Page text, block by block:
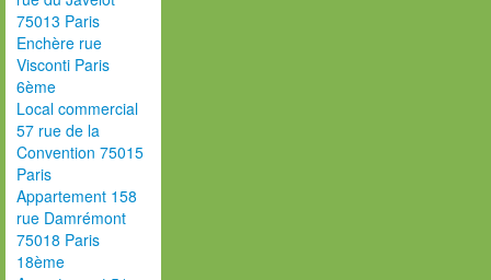
75013 Paris
Enchère rue
Visconti Paris
6ème
Local commercial
57 rue de la
Convention 75015
Paris
Appartement 158
rue Damrémont
75018 Paris
18ème